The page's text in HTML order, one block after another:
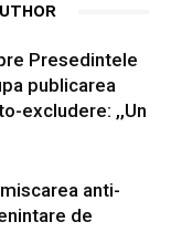
Presedintele
publicarea
excludere: ,,Un
anti-
de